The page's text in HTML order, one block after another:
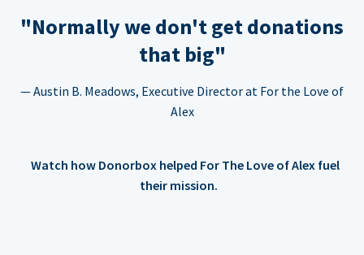
"Normally we don't get donations
that big"
— Austin B. Meadows, Executive Director at For the Love of
Alex
Watch how Donorbox helped For The Love of Alex fuel
their mission.